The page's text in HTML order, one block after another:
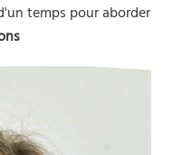
temps pour aborder